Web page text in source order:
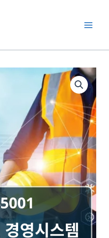
가
격:
330,000
원.